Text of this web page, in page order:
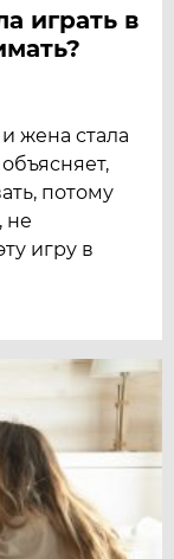
играть в
жена стала
потому
не
игру в